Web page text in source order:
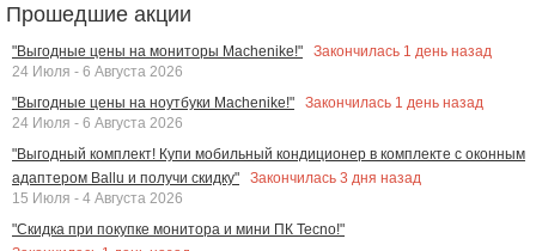
Прошедшие акции
"Выгодные цены на мониторы Machenike!" Закончилась 1 день назад
24 Июля - 6 Августа 2026
"Выгодные цены на ноутбуки Machenike!"
Закончилась 1 день назад
24 Июля - 6 Августа 2026
"Выгодный комплект! Купи мобильный кондиционер в комплекте с оконным
адаптером Ballu и получи скидку"
Закончилась 3 дня назад
15 Июля - 4 Августа 2026
"Скидка при покупке монитора и мини ПК Tecno!"